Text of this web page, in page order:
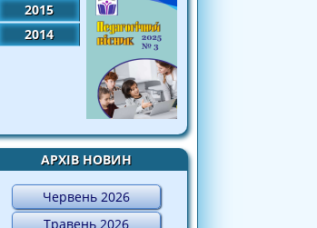
2015
2014
АРХІВ НОВИН
Червень 2026
Травень 2026